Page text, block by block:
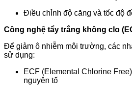
Điều chỉnh độ căng và tốc độ
Công nghệ tẩy trắng không clo
Để giảm ô nhiễm môi trường, các
sử dụng:
ECF (Elemental Chlorine
nguyên tố